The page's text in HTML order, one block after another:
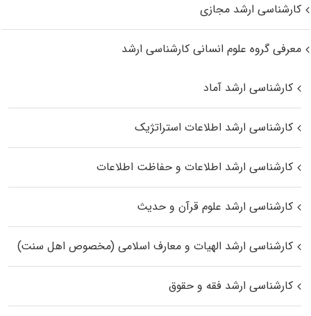
کارشناسی ارشد مجازی
معرفی گروه علوم انسانی کارشناسی ارشد
کارشناسی ارشد آماد
کارشناسی ارشد اطلاعات استراتژیک
کارشناسی ارشد اطلاعات و حفاظت اطلاعات
کارشناسی ارشد علوم قرآن و حدیث
کارشناسی ارشد الهیات و معارف اسلامی (مخصوص اهل سنت)
کارشناسی ارشد فقه و حقوق